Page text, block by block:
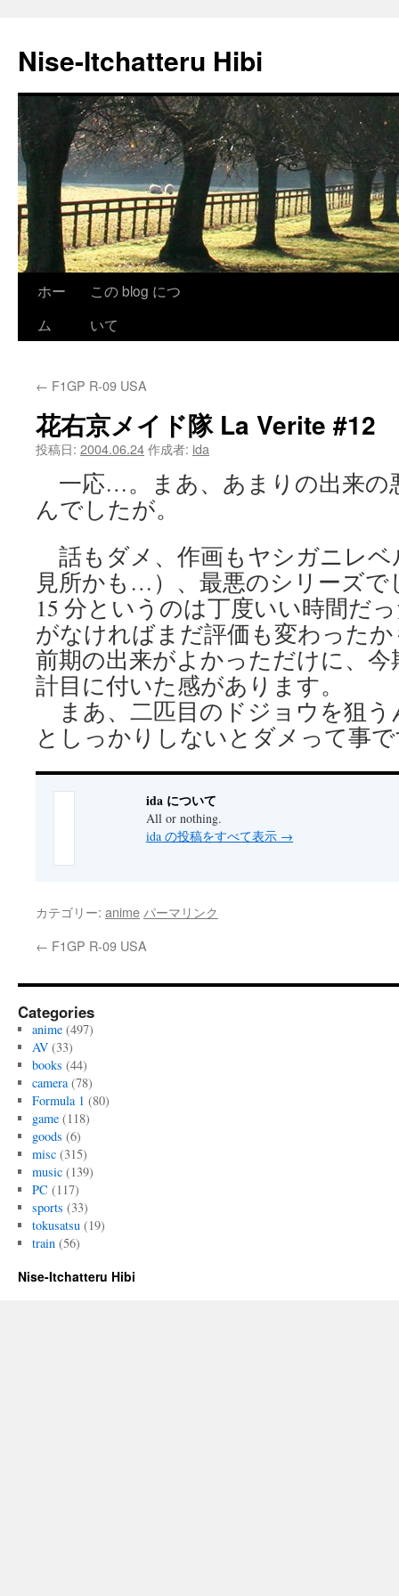
Nise-Itchatteru Hibi
ン
ツ
へ
キ
プ
ホー
ム
この blog につ
いて
← F1GP R-09 USA
花右京メイド隊 La Verite #12
投稿日: 2004.06.24作成者: ida
一応…。まあ、あまりの出来の
んでしたが。
話もダメ、作画もヤシガニレ
見所かも…）、最悪のシリーズで
15 分というのは丁度いい時間だ
がなければまだ評価も変わった
前期の出来がよかっただけに、
計目に付いた感があります。
まあ、二匹目のドジョウを狙
としっかりしないとダメって事
ida について
All or nothing.
ida の投稿をすべて表示 →
カテゴリー: anime パーマリンク
← F1GP R-09 USA
Categories
anime(497)
AV(33)
books (44)
camera(78)
Formula 1 (80)
game(118)
goods (6)
misc(315)
music(139)
PC (117)
sports (33)
tokusatsu(19)
train(56)
Nise-Itchatteru Hibi